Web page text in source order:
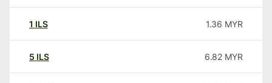
1 ILS 1.36 MYR
5 ILS 6.82 MYR